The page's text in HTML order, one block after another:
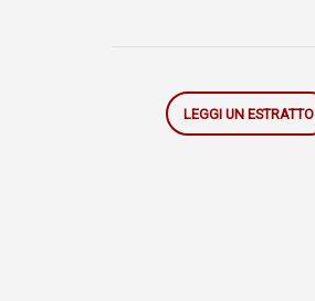
LEGGI UN ESTRATTO